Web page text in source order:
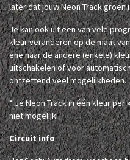
later dat jouw Neon Track groen
Je kan ook uit een van vele
kleur veranderen op de maat
ene naar de andere (enkele)
uitschakelen of voor
ontzettend veel mogelijkheden.
* Je Neon Track in één kleur
niet mogelijk.
Circuit info